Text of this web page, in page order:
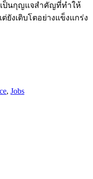
เป็นกุญแจสำคัญที่ทำให้
งเติบโตอย่างแข็งแกร่ง
, Jobs